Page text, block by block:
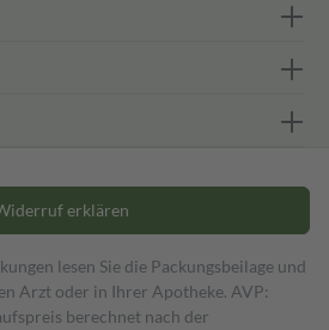
erklären
lesen Sie die Packungsbeilage und
Arzt oder in Ihrer Apotheke. AVP:
berechnet nach der